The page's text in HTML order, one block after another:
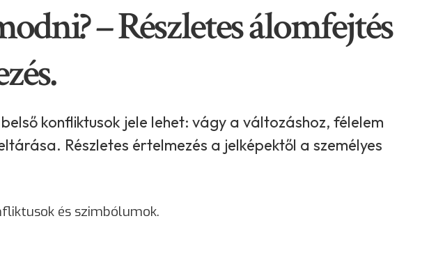
– Részletes álomfejtés
konfliktusok jele lehet: vágy a változáshoz, félelem
Részletes értelmezés a jelképektől a személyes